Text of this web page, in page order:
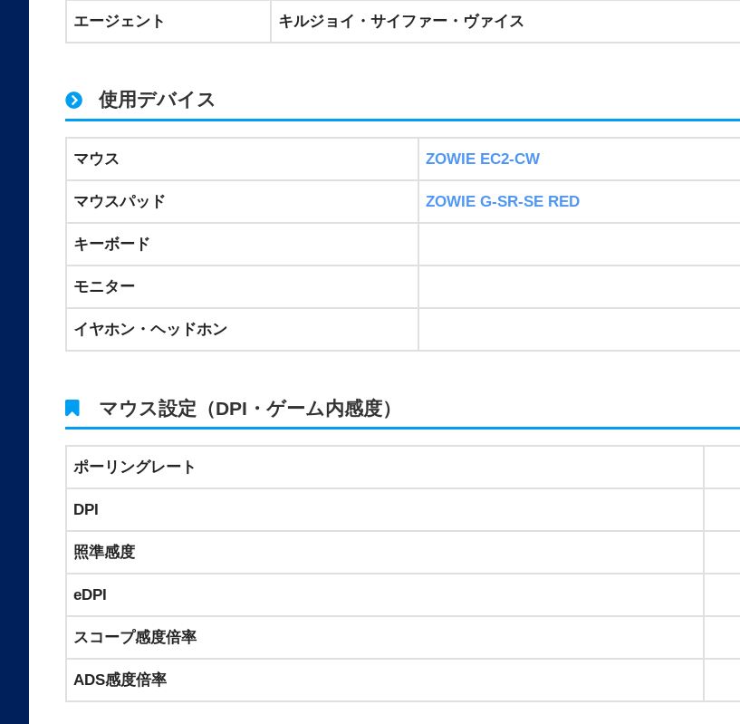
エージェント キルジョイ・サイファー・ヴァイス
使用デバイス
マウス ZOWIE EC2-CW
マウスパッド ZOWIE G-SR-SE RED
キーボード
モニター
イヤホン・ヘッドホン
マウス設定（DPI・ゲーム内感度）
ポーリングレート
DPI
照準感度
eDPI
スコープ感度倍率
ADS感度倍率